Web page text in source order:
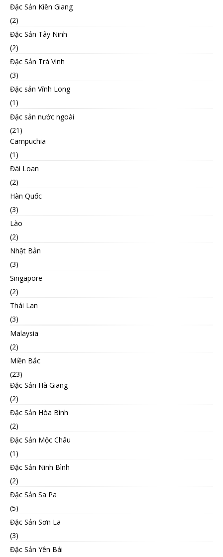
Đặc Sản Kiên Giang
(2)
Đặc Sản Tây Ninh
(2)
Đặc Sản Trà Vinh
(3)
Đặc sản Vĩnh Long
(1)
Đặc sản nước ngoài
(21)
Campuchia
(1)
Đài Loan
(2)
Hàn Quốc
(3)
Lào
(2)
Nhật Bản
(3)
Singapore
(2)
Thái Lan
(3)
Malaysia
(2)
Miền Bắc
(23)
Đặc Sản Hà Giang
(2)
Đặc Sản Hòa Bình
(2)
Đặc Sản Mộc Châu
(1)
Đặc Sản Ninh Bình
(2)
Đặc Sản Sa Pa
(5)
Đặc Sản Sơn La
(3)
Đặc Sản Yên Bái